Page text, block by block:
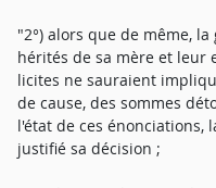
"2°) alors que de même,
hérités de sa mère et leur
licites ne sauraient
de cause, des sommes
l'état de ces énonciations,
justifié sa décision ;